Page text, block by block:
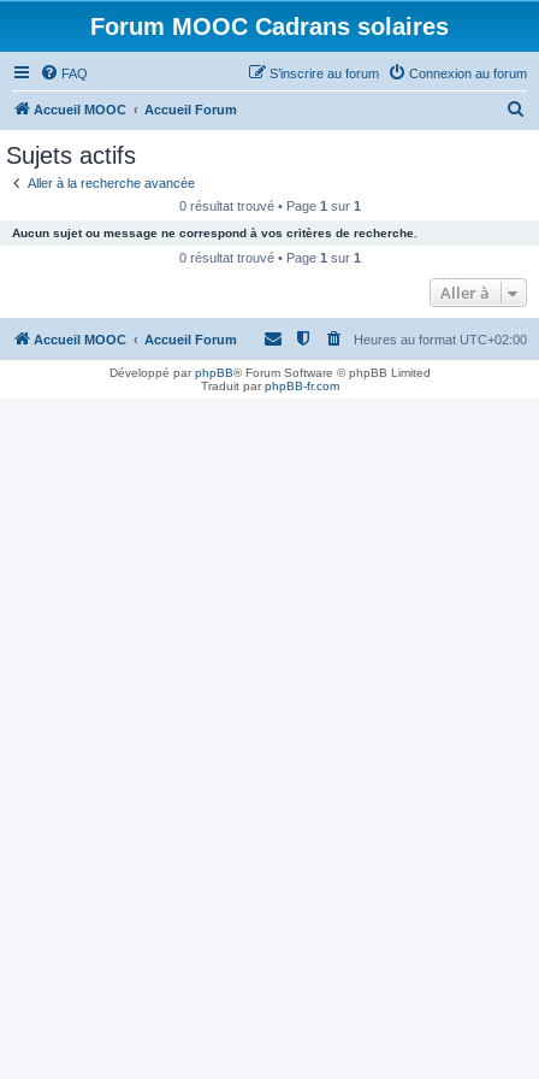
Forum MOOC Cadrans solaires
FAQ Connexion au forum
S’inscrire au forum
Accueil MOOC Accueil Forum
c
e
Sujets actifs
Aller à la recherche avancée
0 résultat trouvé • Page 1 sur 1
Aucun sujet ou message ne correspond à vos critères de recherche.
0 résultat trouvé • Page 1 sur 1
Aller à
Accueil MOOC Accueil Forum Heures au format UTC+02:00
Développé parphpBB® Forum Software © phpBB Limited
Traduit parphpBB-fr.com